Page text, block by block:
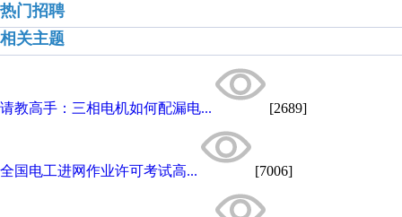
热门招聘
相关主题
请教高手：三相电机如何配漏电... [2689]
全国电工进网作业许可考试高... [7006]